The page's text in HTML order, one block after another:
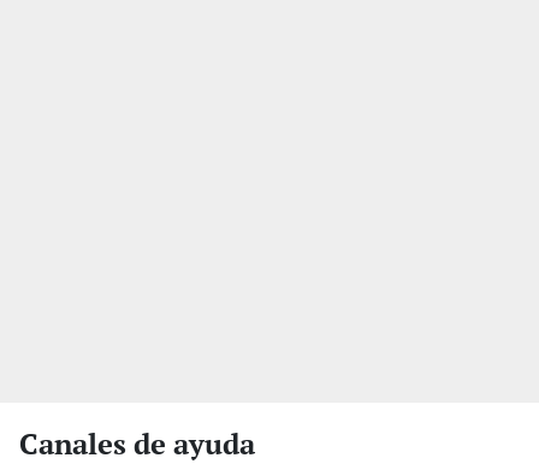
Canales de ayuda